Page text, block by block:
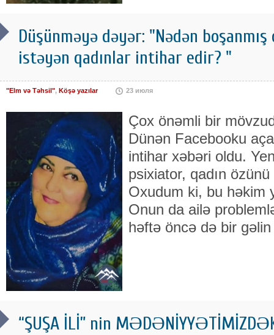
Düşünməyə dəyər: "Nədən
istəyən qadınlar intihar edir? "
"Elm və Təhsil", Köşə yazılar 23 июля
Çox önəmli bir
Dünən Facebooku
intihar xəbəri oldu.
psixiator, qadın
Oxudum ki, bu həkim
Onun da ailə
həftə öncə də bir
“ŞUŞA İLİ” nin